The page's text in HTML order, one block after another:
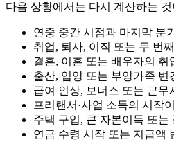
다음 상황에서는 다시 계산하는
연중 중간 시점과 마지막 분
취업, 퇴사, 이직 또는 두 번
결혼, 이혼 또는 배우자의 취
출산, 입양 또는 부양가족 변
급여 인상, 보너스 또는 근무
프리랜서·사업 소득의 시작
주택 구입, 큰 자본이득 또는
연금 수령 시작 또는 지급액